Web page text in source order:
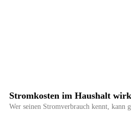
Stromkosten im Haushalt
Wer seinen Stromverbrauch kennt, kann